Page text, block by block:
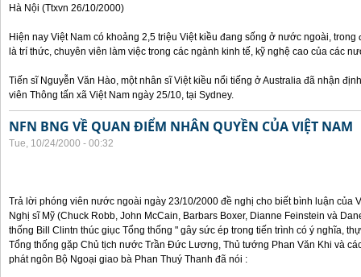
Hà Nội (Ttxvn 26/10/2000)
Hiện nay Việt Nam có khoảng 2,5 triệu Việt kiều đang sống ở nước ngoài,
là trí thức, chuyên viên làm việc trong các ngành kinh tế, kỹ nghệ cao của các
Tiến sĩ Nguyễn Văn Hào, một nhân sĩ Việt kiều nổi tiếng ở Australia đã nhận
viên Thông tấn xã Việt Nam ngày 25/10, tại Sydney.
NFN BNG VỀ QUAN ĐIỂM NHÂN QUYỀN CỦA VIỆT NAM
Tue, 10/24/2000 - 00:32
Trả lời phóng viên nước ngoài ngày 23/10/2000 đề nghị cho biết bình luận của
Nghị sĩ Mỹ (Chuck Robb, John McCain, Barbars Boxer, Dianne Feinstein và
thống Bill Clintn thúc giục Tổng thống " gây sức ép trong tiến trình có ý nghĩa,
Tổng thống gặp Chủ tịch nước Trần Đức Lương, Thủ tướng Phan Văn Khi và
phát ngôn Bộ Ngoại giao bà Phan Thuý Thanh đã nói :